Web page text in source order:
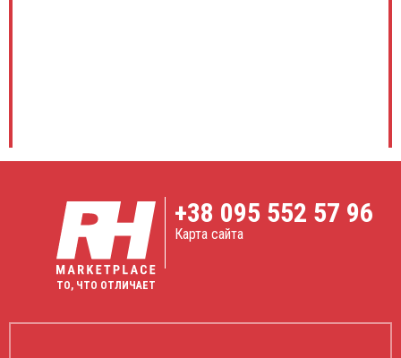
ТО, ЧТО ОТЛИЧАЕТ
+38 095 552 57 96
Карта сайта